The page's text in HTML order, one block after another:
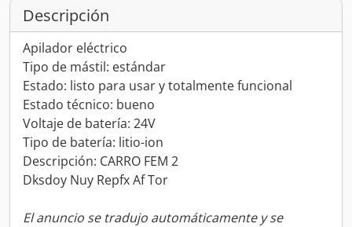
Descripción
Apilador eléctrico
Tipo de mástil: estándar
Estado: listo para usar y totalmente funcional
Estado técnico: bueno
Voltaje de batería: 24V
Tipo de batería: litio-ion
Descripción: CARRO FEM 2
Dksdoy Nuy Repfx Af Tor
El anuncio se tradujo automáticamente y se